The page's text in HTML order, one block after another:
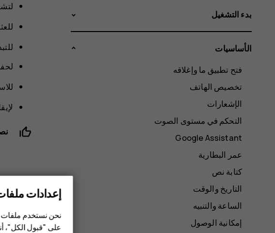
هل
بدء التشغيل
الأساسيات
فتح تطبيق ما وإغلاقه
تخصيص الهاتف
الإشعارات
التحكم في مستوى الصوت
Google Assistant
عمر البطارية
كتابة نص
التاريخ والوقت
الساعة والتنبيه
إمكانية الوصول
إعدادات
نحن نستخدم ملفات
على "قبول الكل"،